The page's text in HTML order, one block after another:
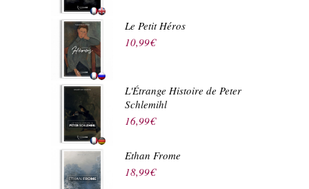
Le Petit Héros
10,99€
L'Étrange Histoire de Peter
Schlemihl
16,99€
Ethan Frome
18,99€